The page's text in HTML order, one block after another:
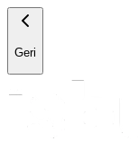
Geri